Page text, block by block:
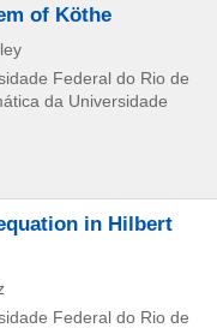
of Köthe
Federal do Rio de
da Universidade
in Hilbert
Federal do Rio de